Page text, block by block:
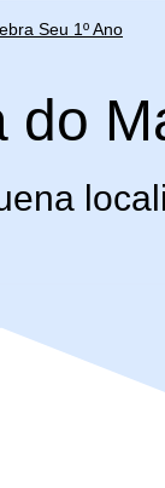
Seu 1º Ano